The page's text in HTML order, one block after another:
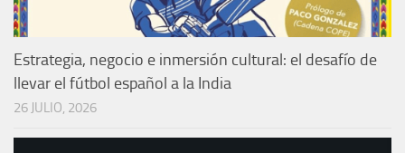
Estrategia, negocio e inmersión cultural: el desafío de
llevar el fútbol español a la India
26 JULIO, 2026